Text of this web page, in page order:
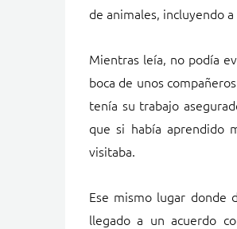
de animales, incluyendo
Mientras leía, no podía
boca de unos
tenía su trabajo
que si había aprendido
visitaba.
Ese mismo lugar donde
llegado a un acuerdo